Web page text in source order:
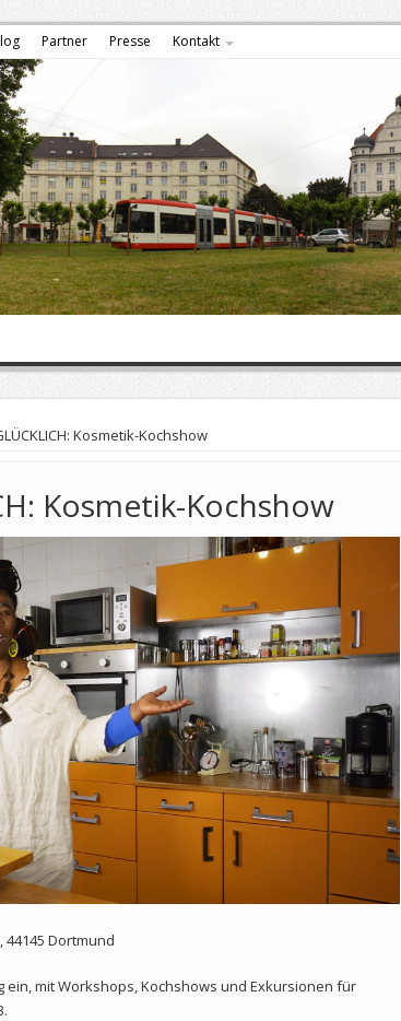
Partner Presse Kontakt
Kosmetik-Kochshow
Kosmetik-Kochshow
Dortmund
ein, mit Workshops, Kochshows und Exkursionen für